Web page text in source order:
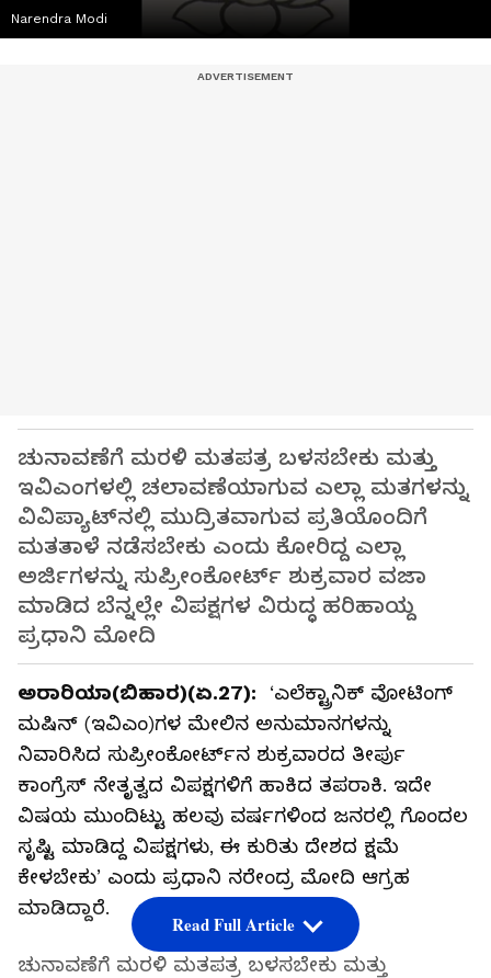
Narendra Modi
ಚುನಾವಣೆಗೆ ಮರಳಿ ಮತಪತ್ರ ಬಳಸಬೇಕು ಮತ್ತು
ಇವಿಎಂಗಳಲ್ಲಿ ಚಲಾವಣೆಯಾಗುವ ಎಲ್ಲಾ ಮತಗಳನ್ನು
ವಿವಿಪ್ಯಾಟ್‌ನಲ್ಲಿ ಮುದ್ರಿತವಾಗುವ ಪ್ರತಿಯೊಂದಿಗೆ
ಮತತಾಳೆ ನಡೆಸಬೇಕು ಎಂದು ಕೋರಿದ್ದ ಎಲ್ಲಾ
ಅರ್ಜಿಗಳನ್ನು ಸುಪ್ರೀಂಕೋರ್ಟ್‌ ಶುಕ್ರವಾರ ವಜಾ
ಮಾಡಿದ ಬೆನ್ನಲ್ಲೇ ವಿಪಕ್ಷಗಳ ವಿರುದ್ಧ ಹರಿಹಾಯ್ದ
ಪ್ರಧಾನಿ ಮೋದಿ
ಅರಾರಿಯಾ(ಬಿಹಾರ)(ಏ.27): ‘ಎಲೆಕ್ಟ್ರಾನಿಕ್‌ ವೋಟಿಂಗ್‌
ಮಷಿನ್‌ (ಇವಿಎಂ)ಗಳ ಮೇಲಿನ ಅನುಮಾನಗಳನ್ನು
ನಿವಾರಿಸಿದ ಸುಪ್ರೀಂಕೋರ್ಟ್‌ನ ಶುಕ್ರವಾರದ ತೀರ್ಪು
ಕಾಂಗ್ರೆಸ್‌ ನೇತೃತ್ವದ ವಿಪಕ್ಷಗಳಿಗೆ ಹಾಕಿದ ತಪರಾಕಿ. ಇದೇ
ವಿಷಯ ಮುಂದಿಟ್ಟು ಹಲವು ವರ್ಷಗಳಿಂದ ಜನರಲ್ಲಿ ಗೊಂದಲ
ಸೃಷ್ಟಿ ಮಾಡಿದ್ದ ವಿಪಕ್ಷಗಳು, ಈ ಕುರಿತು ದೇಶದ ಕ್ಷಮೆ
ಕೇಳಬೇಕು’ ಎಂದು ಪ್ರಧಾನಿ ನರೇಂದ್ರ ಮೋದಿ ಆಗ್ರಹ
ಮಾಡಿದ್ದಾರೆ.
ಚುನಾವಣೆಗೆ ಮರಳಿ ಮತಪತ್ರ ಬಳಸಬೇಕು ಮತ್ತು
Read Full Article